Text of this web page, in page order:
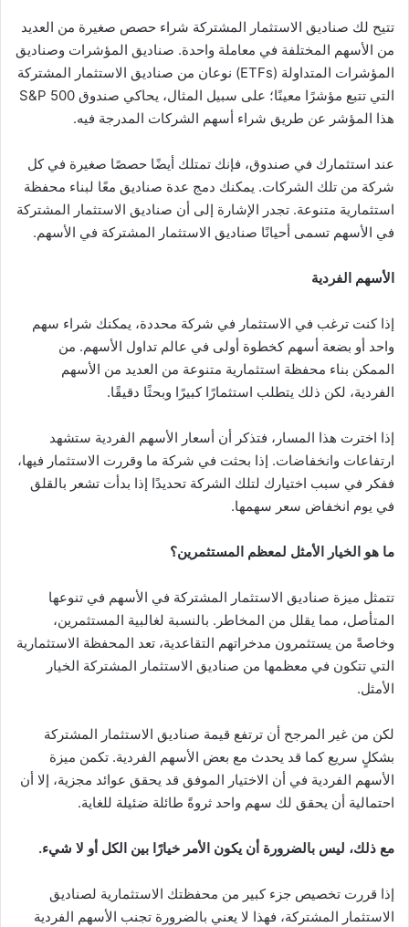
تتيح لك صناديق الاستثمار المشتركة شراء حصص صغيرة من العديد
من الأسهم المختلفة في معاملة واحدة. صناديق المؤشرات وصناديق
المؤشرات المتداولة (ETFs) نوعان من صناديق الاستثمار المشتركة
التي تتبع مؤشرًا معينًا؛ على سبيل المثال، يحاكي صندوق S&P 500
هذا المؤشر عن طريق شراء أسهم الشركات المدرجة فيه.
عند استثمارك في صندوق، فإنك تمتلك أيضًا حصصًا صغيرة في كل
شركة من تلك الشركات. يمكنك دمج عدة صناديق معًا لبناء محفظة
استثمارية متنوعة. تجدر الإشارة إلى أن صناديق الاستثمار المشتركة
في الأسهم تسمى أحيانًا صناديق الاستثمار المشتركة في الأسهم.
الأسهم الفردية
إذا كنت ترغب في الاستثمار في شركة محددة، يمكنك شراء سهم
واحد أو بضعة أسهم كخطوة أولى في عالم تداول الأسهم. من
الممكن بناء محفظة استثمارية متنوعة من العديد من الأسهم
الفردية، لكن ذلك يتطلب استثمارًا كبيرًا وبحثًا دقيقًا.
إذا اخترت هذا المسار، فتذكر أن أسعار الأسهم الفردية ستشهد
ارتفاعات وانخفاضات. إذا بحثت في شركة ما وقررت الاستثمار فيها،
ففكر في سبب اختيارك لتلك الشركة تحديدًا إذا بدأت تشعر بالقلق
في يوم انخفاض سعر سهمها.
ما هو الخيار الأمثل لمعظم المستثمرين؟
تتمثل ميزة صناديق الاستثمار المشتركة في الأسهم في تنوعها
المتأصل، مما يقلل من المخاطر. بالنسبة لغالبية المستثمرين،
وخاصةً من يستثمرون مدخراتهم التقاعدية، تعد المحفظة الاستثمارية
التي تتكون في معظمها من صناديق الاستثمار المشتركة الخيار
الأمثل.
لكن من غير المرجح أن ترتفع قيمة صناديق الاستثمار المشتركة
بشكلٍ سريع كما قد يحدث مع بعض الأسهم الفردية. تكمن ميزة
الأسهم الفردية في أن الاختيار الموفق قد يحقق عوائد مجزية، إلا أن
احتمالية أن يحقق لك سهم واحد ثروةً طائلة ضئيلة للغاية.
مع ذلك، ليس بالضرورة أن يكون الأمر خيارًا بين الكل أو لا شيء.
إذا قررت تخصيص جزء كبير من محفظتك الاستثمارية لصناديق
الاستثمار المشتركة، فهذا لا يعني بالضرورة تجنب الأسهم الفردية